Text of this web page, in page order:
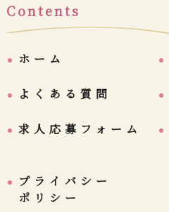
Contents
ホーム
よくある質問
求人応募フォーム
プライバシー
ポリシー